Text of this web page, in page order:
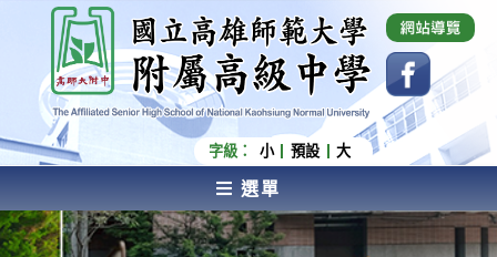
內
容
國立高雄師範大學附屬高級中學 Affiliated Senior
High School of National Kaohsiung Normal
University
字級： 小 預設 大
選單
AFFILIATED SENIOR HIGH SCHOOL OF NATIONAL